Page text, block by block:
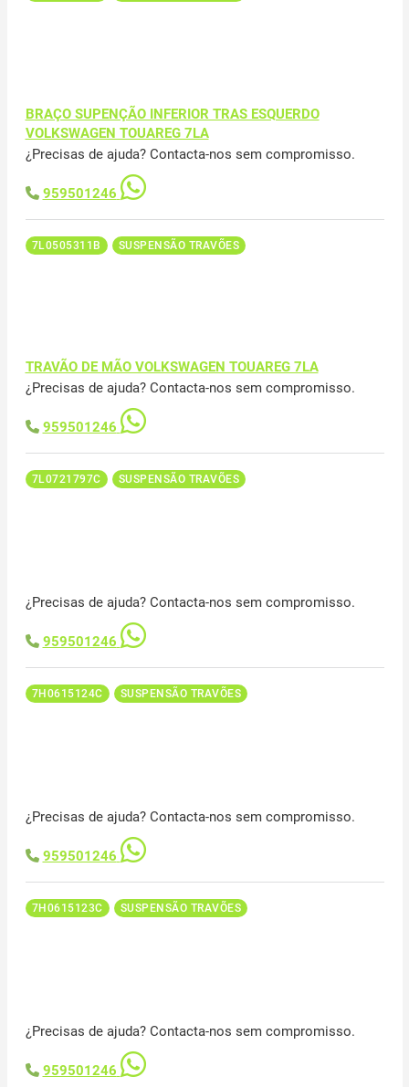
BRAÇO SUPENÇÃO INFERIOR TRAS ESQUERDO
VOLKSWAGEN TOUAREG 7LA
¿Precisas de ajuda? Contacta-nos sem compromisso.
959501246
7L0505311B SUSPENSÃO TRAVÕES
TRAVÃO DE MÃO VOLKSWAGEN TOUAREG 7LA
¿Precisas de ajuda? Contacta-nos sem compromisso.
959501246
7L0721797C SUSPENSÃO TRAVÕES
¿Precisas de ajuda? Contacta-nos sem compromisso.
959501246
7H0615124C SUSPENSÃO TRAVÕES
¿Precisas de ajuda? Contacta-nos sem compromisso.
959501246
7H0615123C SUSPENSÃO TRAVÕES
¿Precisas de ajuda? Contacta-nos sem compromisso.
959501246